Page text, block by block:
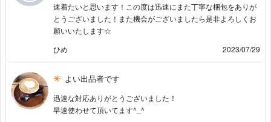
速着たいと思います！この度は迅速にまた丁寧な梱包をありが
とうございました！また機会がございましたら是非よろしくお
願いいたします☆
ひめ
2023/07/29
よい出品者です
迅速な対応ありがとうございました！
早速使わせて頂いてます^_^